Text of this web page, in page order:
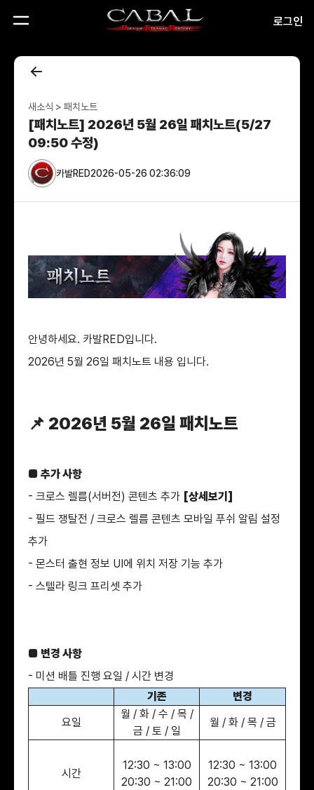
CABAL
RED
로그인
새소식 > 패치노트
[패치노트] 2026년 5월 26일 패치노트(5/27
09:50 수정)
카발RED2026-05-26 02:36:09
안녕하세요. 카발RED입니다.
2026년 5월 26일 패치노트 내용 입니다.
📌 2026년 5월 26일 패치노트
■ 추가 사항
- 크로스 렐름(서버전) 콘텐츠 추가 [상세보기 ]
- 필드 쟁탈전 / 크로스 렐름 콘텐츠 모바일 푸쉬 알림 설정
추가
- 몬스터 출현 정보 UI에 위치 저장 기능 추가
- 스텔라 링크 프리셋 추가
■ 변경 사항
- 미션 배틀 진행 요일 / 시간 변경
기존
변경
요일
월 / 화 / 수 / 목 /
금 / 토 / 일
월 / 화 / 목 / 금
시간
12:30 ~ 13:00
20:30 ~ 21:00
12:30 ~ 13:00
20:30 ~ 21:00